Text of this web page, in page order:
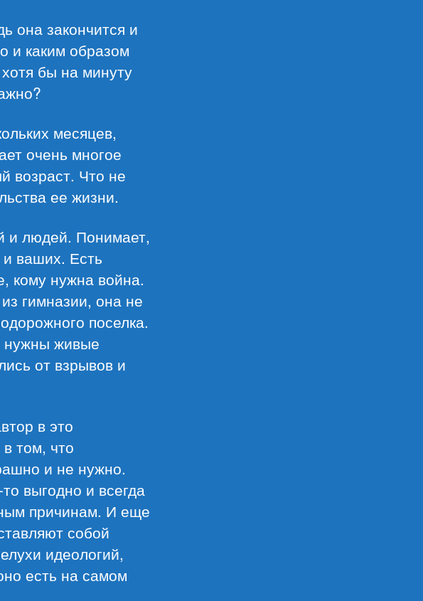
она закончится и
и каким образом
бы на минуту
месяцев,
очень многое
возраст. Что не
ее жизни.
и людей. Понимает,
и ваших. Есть
кому нужна война.
гимназии, она не
поселка.
нужны живые
от взрывов и
в это
том, что
и не нужно.
выгодно и всегда
причинам. И еще
собой
идеологий,
есть на самом